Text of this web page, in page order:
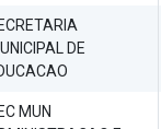
DE
MUN